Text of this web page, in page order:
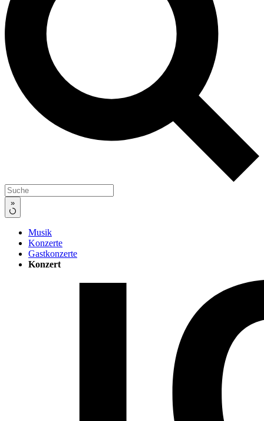
»
Musik
Konzerte
Gastkonzerte
Konzert